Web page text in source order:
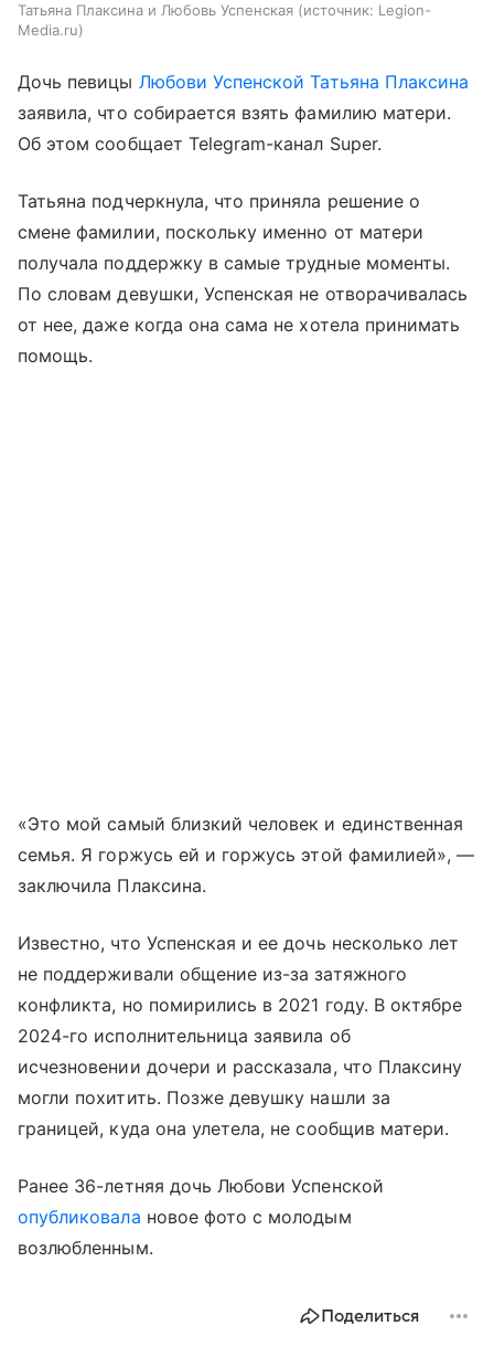
Татьяна Плаксина и Любовь Успенская источник: Legion-
Media.ru
Дочь певицы Любови Успенской Татьяна Плаксина
заявила, что собирается взять фамилию матери.
Об этом сообщает Telegram-канал Super.
Татьяна подчеркнула, что приняла решение о
смене фамилии, поскольку именно от матери
получала поддержку в самые трудные моменты.
По словам девушки, Успенская не отворачивалась
от нее, даже когда она сама не хотела принимать
помощь.
«Это мой самый близкий человек и единственная
семья. Я горжусь ей и горжусь этой фамилией», —
заключила Плаксина.
Известно, что Успенская и ее дочь несколько лет
не поддерживали общение из-за затяжного
конфликта, но помирились в 2021 году. В октябре
2024-го исполнительница заявила об
исчезновении дочери и рассказала, что Плаксину
могли похитить. Позже девушку нашли за
границей, куда она улетела, не сообщив матери.
Ранее 36-летняя дочь Любови Успенской
опубликовала новое фото с молодым
возлюбленным.
Поделиться